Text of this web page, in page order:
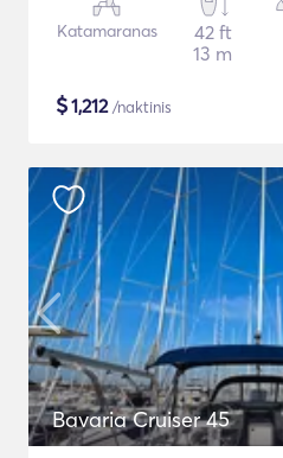
Katamaranas
42 ft
13 m
$1,212/naktinis
Bavaria Cruiser 45